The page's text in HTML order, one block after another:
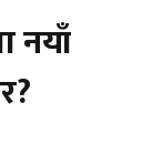
नयाँ